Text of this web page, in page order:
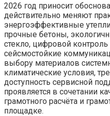
2026 год приносит
действительно меняют
энергоэффективные
прочные бетоны,
стекло, цифровой
сейсмостойкие
выбору материалов
климатические условия,
доступность сервисной
проявляется в сочетании
грамотного расчёта и
площадке.